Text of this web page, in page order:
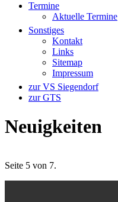
Termine
Aktuelle Termine
Sonstiges
Kontakt
Links
Sitemap
Impressum
zur VS Siegendorf
zur GTS
Neuigkeiten
Seite 5 von 7.